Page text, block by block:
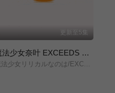
更新至5集
魔法少女奈叶 EXCEEDS Gun Blaze Vengeance
魔法少女リリカルなのは/EXCEEDS/Gun/Blaze/Vengeance/